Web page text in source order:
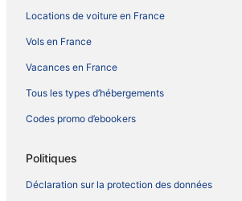
Locations de voiture en France
Vols en France
Vacances en France
Tous les types d’hébergements
Codes promo d’ebookers
Politiques
Déclaration sur la protection des données